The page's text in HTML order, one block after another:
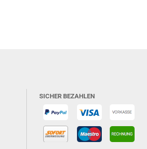
SICHER BEZAHLEN